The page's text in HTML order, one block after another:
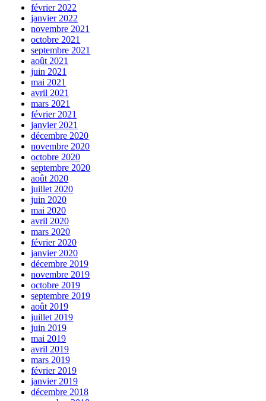
février 2022
janvier 2022
novembre 2021
octobre 2021
septembre 2021
août 2021
juin 2021
mai 2021
avril 2021
mars 2021
février 2021
janvier 2021
décembre 2020
novembre 2020
octobre 2020
septembre 2020
août 2020
juillet 2020
juin 2020
mai 2020
avril 2020
mars 2020
février 2020
janvier 2020
décembre 2019
novembre 2019
octobre 2019
septembre 2019
août 2019
juillet 2019
juin 2019
mai 2019
avril 2019
mars 2019
février 2019
janvier 2019
décembre 2018